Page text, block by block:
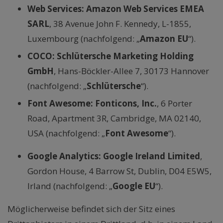
Web Services: Amazon Web Services EMEA
SARL, 38 Avenue John F. Kennedy, L-1855,
Luxembourg (nachfolgend: „Amazon EU“).
COCO: Schlütersche Marketing Holding
GmbH, Hans-Böckler-Allee 7, 30173 Hannover
(nachfolgend: „Schlütersche“).
Font Awesome: Fonticons, Inc., 6 Porter
Road, Apartment 3R, Cambridge, MA 02140,
USA (nachfolgend: „Font Awesome“).
Google Analytics: Google Ireland Limited,
Gordon House, 4 Barrow St, Dublin, D04 E5W5,
Irland (nachfolgend: „Google EU“).
Möglicherweise befindet sich der Sitz eines